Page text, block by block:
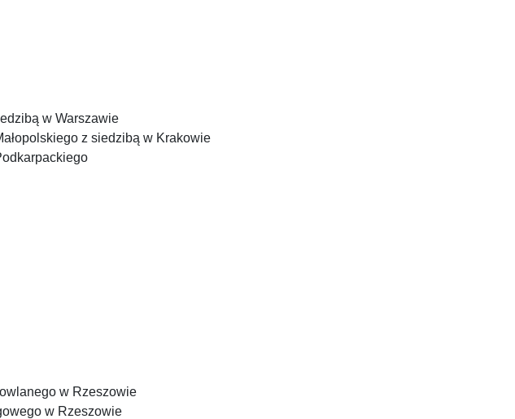
w Warszawie
z siedzibą w Krakowie
w Rzeszowie
w Rzeszowie